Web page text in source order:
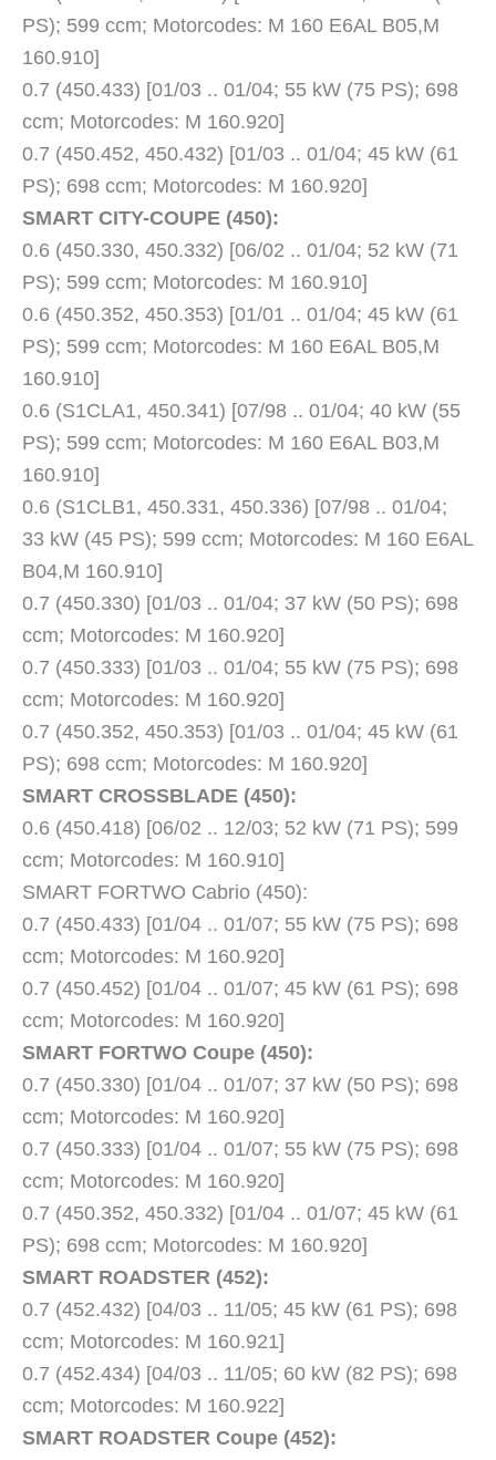
PS); 599 ccm; Motorcodes: M 160 E6AL B05,M
160.910]
0.7 (450.433) [01/03 .. 01/04; 55 kW (75 PS); 698
ccm; Motorcodes: M 160.920]
0.7 (450.452, 450.432) [01/03 .. 01/04; 45 kW (61
PS); 698 ccm; Motorcodes: M 160.920]
SMART CITY-COUPE (450):
0.6 (450.330, 450.332) [06/02 .. 01/04; 52 kW (71
PS); 599 ccm; Motorcodes: M 160.910]
0.6 (450.352, 450.353) [01/01 .. 01/04; 45 kW (61
PS); 599 ccm; Motorcodes: M 160 E6AL B05,M
160.910]
0.6 (S1CLA1, 450.341) [07/98 .. 01/04; 40 kW (55
PS); 599 ccm; Motorcodes: M 160 E6AL B03,M
160.910]
0.6 (S1CLB1, 450.331, 450.336) [07/98 .. 01/04;
33 kW (45 PS); 599 ccm; Motorcodes: M 160 E6AL
B04,M 160.910]
0.7 (450.330) [01/03 .. 01/04; 37 kW (50 PS); 698
ccm; Motorcodes: M 160.920]
0.7 (450.333) [01/03 .. 01/04; 55 kW (75 PS); 698
ccm; Motorcodes: M 160.920]
0.7 (450.352, 450.353) [01/03 .. 01/04; 45 kW (61
PS); 698 ccm; Motorcodes: M 160.920]
SMART CROSSBLADE (450):
0.6 (450.418) [06/02 .. 12/03; 52 kW (71 PS); 599
ccm; Motorcodes: M 160.910]
SMART FORTWO Cabrio (450):
0.7 (450.433) [01/04 .. 01/07; 55 kW (75 PS); 698
ccm; Motorcodes: M 160.920]
0.7 (450.452) [01/04 .. 01/07; 45 kW (61 PS); 698
ccm; Motorcodes: M 160.920]
SMART FORTWO Coupe (450):
0.7 (450.330) [01/04 .. 01/07; 37 kW (50 PS); 698
ccm; Motorcodes: M 160.920]
0.7 (450.333) [01/04 .. 01/07; 55 kW (75 PS); 698
ccm; Motorcodes: M 160.920]
0.7 (450.352, 450.332) [01/04 .. 01/07; 45 kW (61
PS); 698 ccm; Motorcodes: M 160.920]
SMART ROADSTER (452):
0.7 (452.432) [04/03 .. 11/05; 45 kW (61 PS); 698
ccm; Motorcodes: M 160.921]
0.7 (452.434) [04/03 .. 11/05; 60 kW (82 PS); 698
ccm; Motorcodes: M 160.922]
SMART ROADSTER Coupe (452):